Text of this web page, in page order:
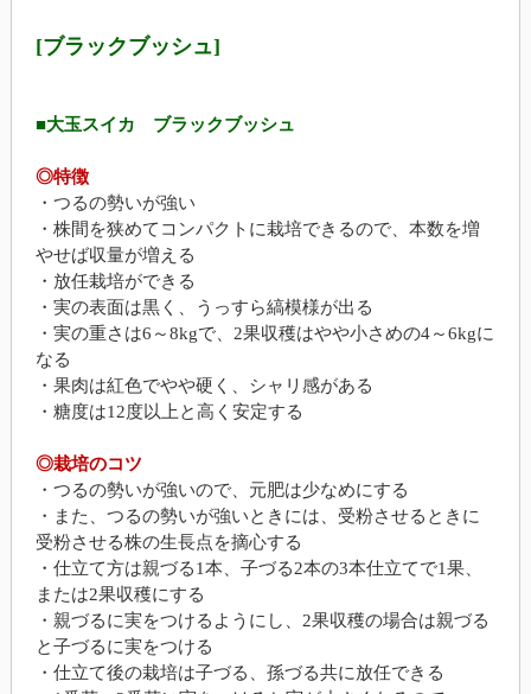
[ブラックブッシュ]
■大玉スイカ ブラックブッシュ
◎特徴
・つるの勢いが強い
・株間を狭めてコンパクトに栽培できるので、本数を増
やせば収量が増える
・放任栽培ができる
・実の表面は黒く、うっすら縞模様が出る
・実の重さは6～8kgで、2果収穫はやや小さめの4～6kgに
なる
・果肉は紅色でやや硬く、シャリ感がある
・糖度は12度以上と高く安定する
◎栽培のコツ
・つるの勢いが強いので、元肥は少なめにする
・また、つるの勢いが強いときには、受粉させるときに
受粉させる株の生長点を摘心する
・仕立て方は親づる1本、子づる2本の3本仕立てで1果、
または2果収穫にする
・親づるに実をつけるようにし、2果収穫の場合は親づる
と子づるに実をつける
・仕立て後の栽培は子づる、孫づる共に放任できる